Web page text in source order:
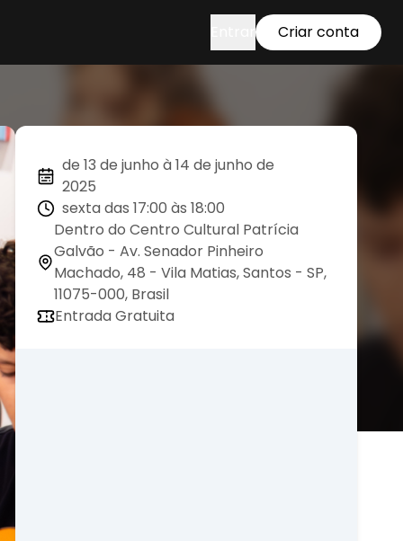
Criar conta
de 13 de junho à 14 de junho de
2025
sexta das 17:00 às 18:00
Dentro do Centro Cultural Patrícia
Galvão - Av. Senador Pinheiro
Machado, 48 - Vila Matias, Santos - SP,
11075-000, Brasil
Entrada Gratuita